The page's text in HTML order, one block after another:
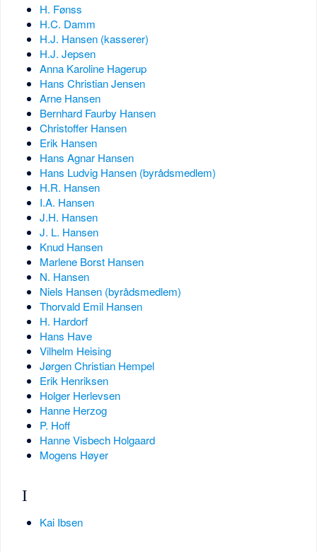
H. Fønss
H.C. Damm
H.J. Hansen (kasserer)
H.J. Jepsen
Anna Karoline Hagerup
Hans Christian Jensen
Arne Hansen
Bernhard Faurby Hansen
Christoffer Hansen
Erik Hansen
Hans Agnar Hansen
Hans Ludvig Hansen (byrådsmedlem)
H.R. Hansen
I.A. Hansen
J.H. Hansen
J. L. Hansen
Knud Hansen
Marlene Borst Hansen
N. Hansen
Niels Hansen (byrådsmedlem)
Thorvald Emil Hansen
H. Hardorf
Hans Have
Vilhelm Heising
Jørgen Christian Hempel
Erik Henriksen
Holger Herlevsen
Hanne Herzog
P. Hoff
Hanne Visbech Holgaard
Mogens Høyer
I
Kai Ibsen